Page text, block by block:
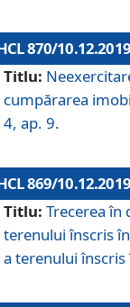
870/10.12.2019
Titlu:
cumpărarea
4, ap. 9.
869/10.12.2019
Titlu: Trecerea în
terenului înscris
a terenului înscris